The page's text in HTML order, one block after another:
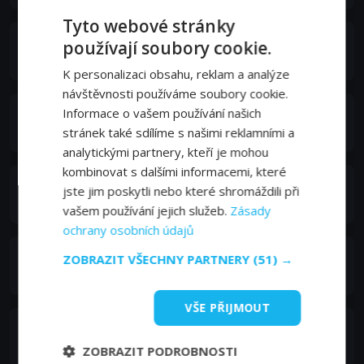
Philip K. Dick
Self (archive footage)
Paul Gude
Alex Levine
Laeo Mystwood
Tyto webové stránky
používají soubory cookie.
K personalizaci obsahu, reklam a analýze
návštěvnosti používáme soubory cookie.
Informace o vašem používání našich
stránek také sdílíme s našimi reklamními a
analytickými partnery, kteří je mohou
kombinovat s dalšími informacemi, které
jste jim poskytli nebo které shromáždili při
vašem používání jejich služeb. Zásady
ochrany osobních údajů
ZOBRAZIT VŠECHNY PARTNERY (51) →
VŠE PŘIJMOUT
ZOBRAZIT PODROBNOSTI